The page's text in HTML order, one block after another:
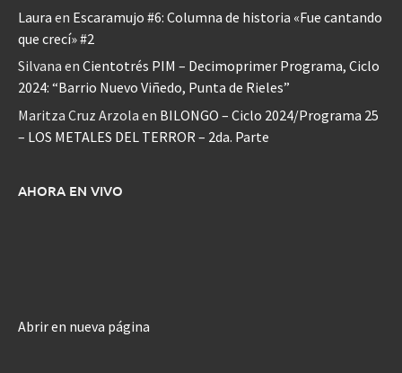
Laura en Escaramujo #6: Columna de historia «Fue cantando
que crecí» #2
Silvana en Cientotrés PIM – Decimoprimer Programa, Ciclo
2024: “Barrio Nuevo Viñedo, Punta de Rieles”
Maritza Cruz Arzola en BILONGO – Ciclo 2024/Programa 25
– LOS METALES DEL TERROR – 2da. Parte
AHORA EN VIVO
Abrir en nueva página